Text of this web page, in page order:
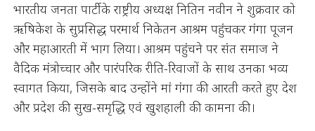
भारतीय जनता पार्टी के राष्ट्रीय अध्यक्ष नितिन नवीन ने शुक्रवार को
ऋषिकेश के सुप्रसिद्ध परमार्थ निकेतन आश्रम पहुंचकर गंगा पूजन
और महाआरती में भाग लिया। आश्रम पहुंचने पर संत समाज ने
वैदिक मंत्रोच्चार और पारंपरिक रीति-रिवाजों के साथ उनका भव्य
स्वागत किया, जिसके बाद उन्होंने मां गंगा की आरती करते हुए देश
और प्रदेश की सुख-समृद्धि एवं खुशहाली की कामना की।